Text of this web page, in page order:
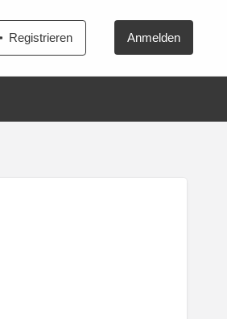
Registrieren Anmelden